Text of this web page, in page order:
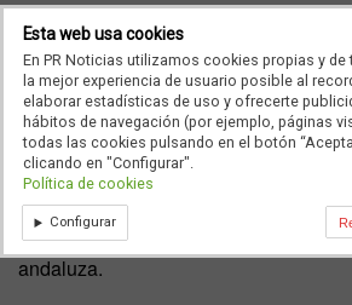
Tras un largo tiempo sin tener
muchos rumores, Carlos Lozano ha
televisión y hacerlo de la mano de
semanas su fichaje porGran
dentro de todas las quinielas y
confirmada. El encargado ha sido
desdeEl Programa de Ana Rosa
ha
enGH VIP 4, tanto del presentador,
andaluza.
Esta web usa cookies
En PR Noticias utilizamos cookies propias y
la mejor experiencia de usuario posible al
elaborar estadísticas de uso y ofrecerte
hábitos de navegación (por ejemplo, páginas
todas las cookies pulsando en el botón
clicando en "Configurar".
Política de cookies
Configurar